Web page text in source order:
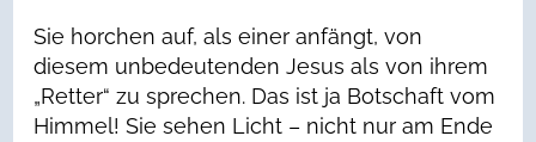
Sie horchen auf, als einer anfängt, von
diesem unbedeutenden Jesus als von ihrem
„Retter“ zu sprechen. Das ist ja Botschaft vom
Himmel! Sie sehen Licht – nicht nur am Ende